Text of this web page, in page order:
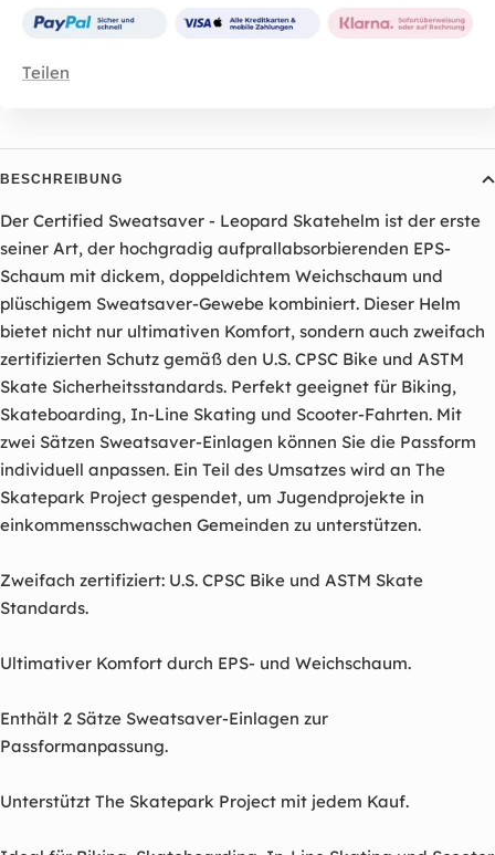
Teilen
BESCHREIBUNG
Der Certified Sweatsaver - Leopard Skatehelm ist der erste
seiner Art, der hochgradig aufprallabsorbierenden EPS-
Schaum mit dickem, doppeldichtem Weichschaum und
plüschigem Sweatsaver-Gewebe kombiniert. Dieser Helm
bietet nicht nur ultimativen Komfort, sondern auch zweifach
zertifizierten Schutz gemäß den U.S. CPSC Bike und ASTM
Skate Sicherheitsstandards. Perfekt geeignet für Biking,
Skateboarding, In-Line Skating und Scooter-Fahrten. Mit
zwei Sätzen Sweatsaver-Einlagen können Sie die Passform
individuell anpassen. Ein Teil des Umsatzes wird an The
Skatepark Project gespendet, um Jugendprojekte in
einkommensschwachen Gemeinden zu unterstützen.
Zweifach zertifiziert: U.S. CPSC Bike und ASTM Skate
Standards.
Ultimativer Komfort durch EPS- und Weichschaum.
Enthält 2 Sätze Sweatsaver-Einlagen zur
Passformanpassung.
Unterstützt The Skatepark Project mit jedem Kauf.